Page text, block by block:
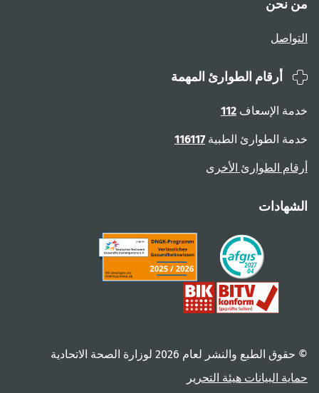
من نحن
التواصل
أرقام الطوارئ المهمة
خدمة الإسعاف 112
خدمة الطوارئ الطبية116117
أرقام الطوارئ الأخرى
الشهادات
© حقوق الطبع والنشر لعام ‎2026 لوزارة الصحة الاتحادية
حماية البيانات هيئة التحرير